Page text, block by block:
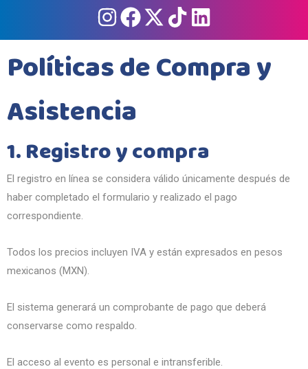
Políticas de Compra y
Asistencia
1. Registro y compra
El registro en línea se considera válido únicamente después de
haber completado el formulario y realizado el pago
correspondiente.
Todos los precios incluyen IVA y están expresados en pesos
mexicanos (MXN).
El sistema generará un comprobante de pago que deberá
conservarse como respaldo.
El acceso al evento es personal e intransferible.